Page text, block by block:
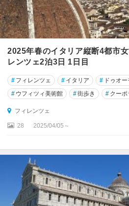
ジ
ェ
州
ト
ン
ト
ト
レ
ィ
ゾ
ィ
2025年春のイタリア縦断4都市
レンツェ2泊3日 1日目
# フィレンツェ # イタリア # ドゥオー
# ウフィツィ美術館 #街歩き # クーポ
フィレンツェ
28 2025/04/05～